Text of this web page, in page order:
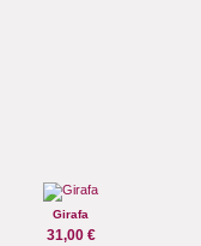
Girafa
31,00 €